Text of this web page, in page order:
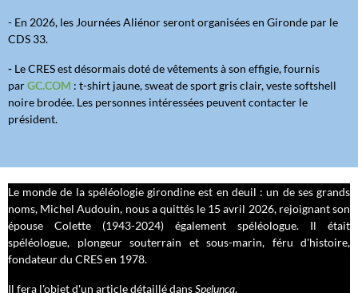
- En 2026, les Journées Aliénor seront organisées en Gironde par le
CDS 33.
- Le CRES est désormais doté de vêtements à son effigie, fournis
parGC.COM : t-shirt jaune, sweat de sport gris clair, veste softshell
noire brodée. Les personnes intéressées peuvent contacter le
président.
Le monde de la spéléologie girondine est en deuil : un de ses grands
noms, Michel Audouin, nous a quittés le 15 avril 2026, rejoignant son
épouse Colette (1943-2024) également spéléologue. Il était
spéléologue, plongeur souterrain et sous-marin, féru d'histoire,
fondateur du CRES en 1978.
Il fera l'objet d'un article détaillé dansSpelunca.